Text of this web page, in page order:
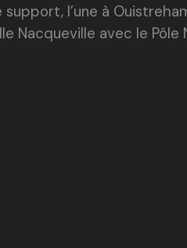
l’une à
Nacqueville avec le Pôle